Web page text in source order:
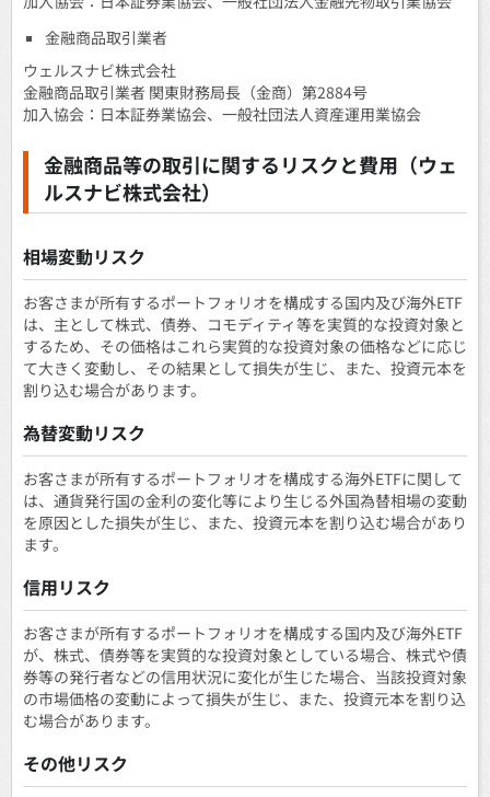
金融商品取引業者
ウェルスナビ株式会社
金融商品取引業者 関東財務局長（金商）第2884号
加入協会：日本証券業協会、一般社団法人資産運用業協会
金融商品等の取引に関するリスクと費用（ウェ
ルスナビ株式会社）
相場変動リスク
お客さまが所有するポートフォリオを構成する国内及び海外ETF
は、主として株式、債券、コモディティ等を実質的な投資対象と
するため、その価格はこれら実質的な投資対象の価格などに応じ
て大きく変動し、その結果として損失が生じ、また、投資元本を
割り込む場合があります。
為替変動リスク
お客さまが所有するポートフォリオを構成する海外ETFに関して
は、通貨発行国の金利の変化等により生じる外国為替相場の変動
を原因とした損失が生じ、また、投資元本を割り込む場合があり
ます。
信用リスク
お客さまが所有するポートフォリオを構成する国内及び海外ETF
が、株式、債券等を実質的な投資対象としている場合、株式や債
券等の発行者などの信用状況に変化が生じた場合、当該投資対象
の市場価格の変動によって損失が生じ、また、投資元本を割り込
む場合があります。
その他リスク